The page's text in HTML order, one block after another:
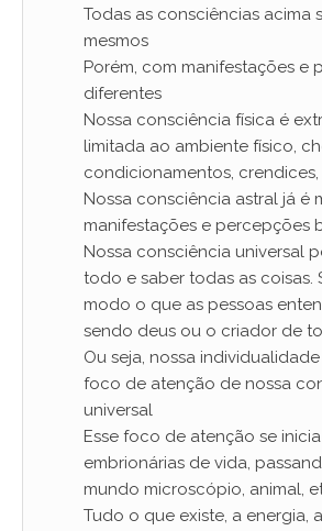
Todas as consciências acima
mesmos
Porém, com manifestações e
diferentes
Nossa consciência física é
limitada ao ambiente físico,
condicionamentos,
Nossa consciência astral já é
manifestações e percepções
Nossa consciência universal
todo e saber todas as coisas.
modo o que as pessoas
sendo deus ou o criador de
Ou seja, nossa
foco de atenção de nossa
universal
Esse foco de atenção se
embrionárias de vida,
mundo microscópio, animal,
Tudo o que existe, a energia,